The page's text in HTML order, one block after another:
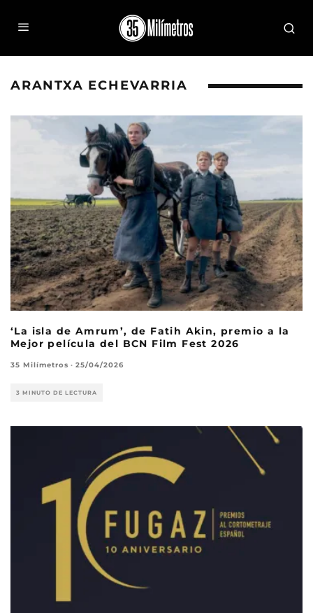
ARANTXA ECHEVARRIA
‘La isla de Amrum’, de Fatih Akin, premio a la
Mejor película del BCN Film Fest 2026
35 Milímetros · 25/04/2026
3 MINUTO DE LECTURA